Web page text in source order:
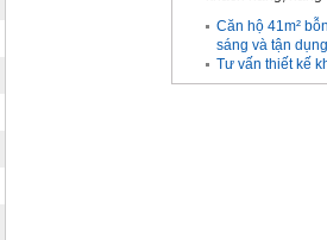
Căn hộ 41m²
sáng và tận
Tư vấn thiết kế